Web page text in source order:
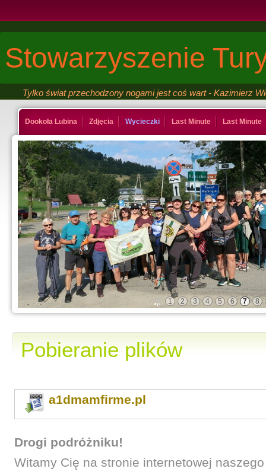
Dookoła Lubina Zdjęcia Wycieczki Last Minute Last Minute
Kontakt Ksiega gosci Last Minute Last Minute Galeria
Stowarzyszenie
Tylko świat przechodzony nogami jest coś wart - Kazimierz
1 2 3 4 5 6 7 8
Pobieranie plików
a1dmamfirme.pl
Drogi podróżniku!
Witamy Cię na stronie internetowej